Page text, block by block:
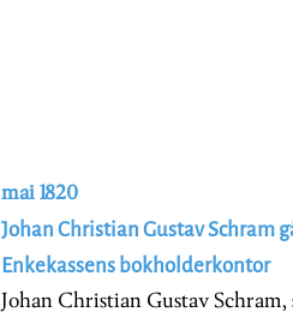
mai 1820
Johan Christian Gustav Schram
Enkekassens bokholderkontor
Johan Christian Gustav